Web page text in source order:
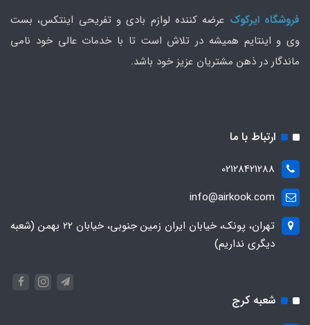
فروشگاه ایرکوک عرضه کننده لوازم بادی و تفریحی اینتکس، بست
وی و اینتایم همیشه در تلاش است تا با خدمات عالی خود نامی
ماندگار در ذهن مشتریان عزیز خود باشد.
ارتباط با ما
02128421288
info@airkook.com
تهران، پونک، خیابان ایران زمین جنوبی، خیابان 22 بهمن (شعبه
دیگری نداریم)
شعبه کرج